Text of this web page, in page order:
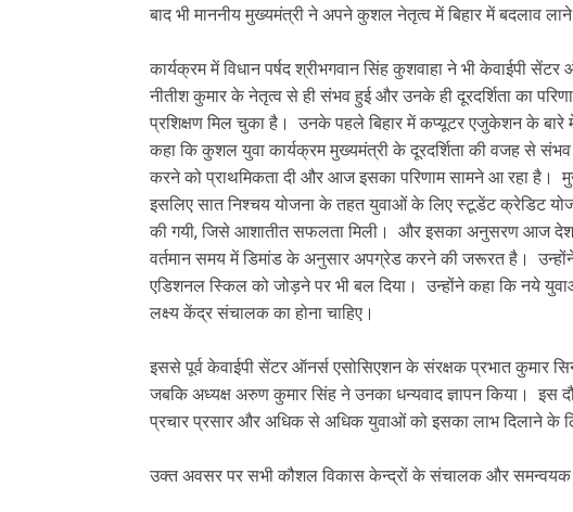
बाद भी माननीय मुख्यमंत्री ने अपने कुशल नेतृत्व में बिहार में बदलाव
कार्यक्रम में विधान पर्षद श्रीभगवान सिंह कुशवाहा ने भी केवाईपी
नीतीश कुमार के नेतृत्व से ही संभव हुई और उनके ही दूरदर्शिता का
प्रशिक्षण मिल चुका है। उनके पहले बिहार में कप्यूटर एजुकेशन के बारे
कहा कि कुशल युवा कार्यक्रम मुख्यमंत्री के दूरदर्शिता की वजह से
करने को प्राथमिकता दी और आज इसका परिणाम सामने आ रहा है।
इसलिए सात निश्चय योजना के तहत युवाओं के लिए स्टूडेंट क्रेडिट
की गयी, जिसे आशातीत सफलता मिली। और इसका अनुसरण आज देश
वर्तमान समय में डिमांड के अनुसार अपग्रेड करने की जरूरत है।
एडिशनल स्किल को जोड़ने पर भी बल दिया। उन्होंने कहा कि नये
लक्ष्य केंद्र संचालक का होना चाहिए।
इससे पूर्व केवाईपी सेंटर ऑनर्स एसोसिएशन के संरक्षक प्रभात कुमार
जबकि अध्यक्ष अरुण कुमार सिंह ने उनका धन्यवाद ज्ञापन किया। इस
प्रचार प्रसार और अधिक से अधिक युवाओं को इसका लाभ दिलाने के
उक्त अवसर पर सभी कौशल विकास केन्द्रों के संचालक और समन्वयक